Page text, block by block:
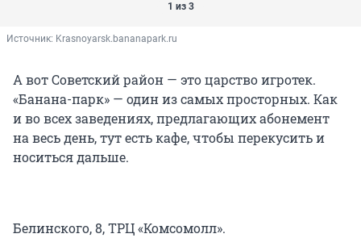
1 из 3
Источник: Krasnoyarsk.bananapark.ru
А вот Советский район — это царство игротек.
«Банана-парк» — один из самых просторных. Как
и во всех заведениях, предлагающих абонемент
на весь день, тут есть кафе, чтобы перекусить и
носиться дальше.
Белинского, 8, ТРЦ «Комсомолл».